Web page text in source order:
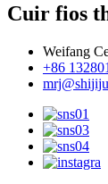
Cuir fios
Weifang
+86